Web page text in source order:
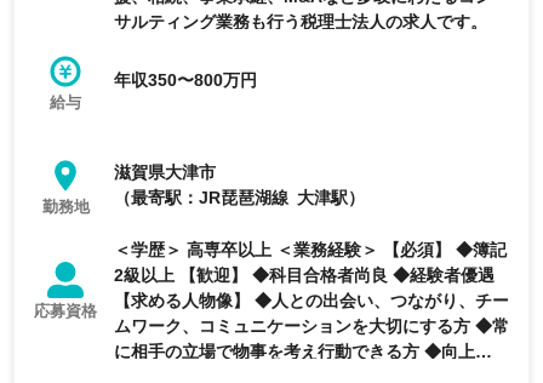
サルティング業務も行う税理士法人の求人です。
給与
年収350〜800万円
勤務地
滋賀県大津市
（最寄駅：JR琵琶湖線 大津駅）
応募資格
＜学歴＞ 高専卒以上 ＜業務経験＞ 【必須】 ◆簿記
2級以上 【歓迎】 ◆科目合格者尚良 ◆経験者優遇
【求める人物像】 ◆人との出会い、つながり、チー
ムワーク、コミュニケーションを大切にする方 ◆常
に相手の立場で物事を考え行動できる方 ◆向上心を